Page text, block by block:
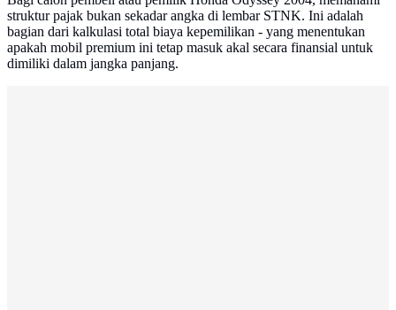
struktur pajak bukan sekadar angka di lembar STNK. Ini adalah
bagian dari kalkulasi total biaya kepemilikan - yang menentukan
apakah mobil premium ini tetap masuk akal secara finansial untuk
dimiliki dalam jangka panjang.